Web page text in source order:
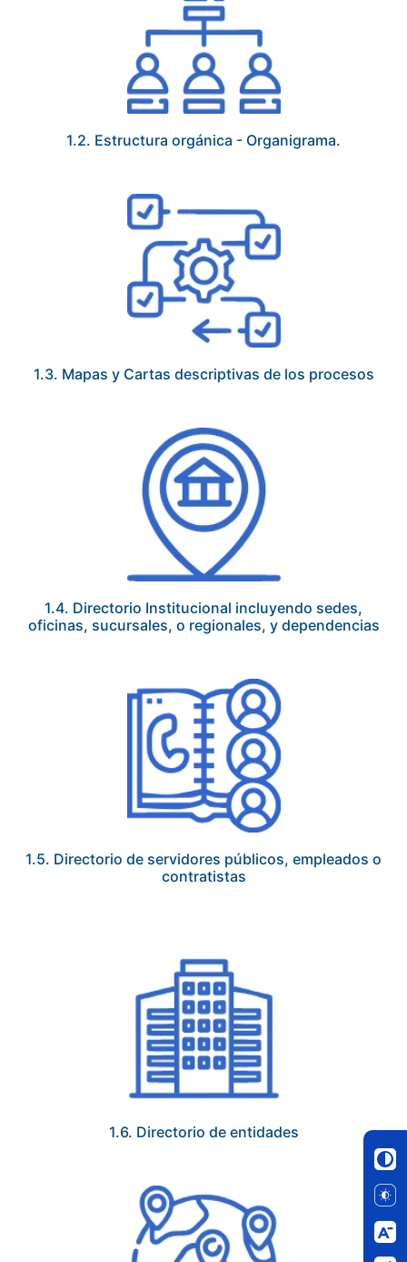
1.2. Estructura orgánica - Organigrama.
1.3. Mapas y Cartas descriptivas de los procesos
1.4. Directorio Institucional incluyendo sedes,
oficinas, sucursales, o regionales, y dependencias
1.5. Directorio de servidores públicos, empleados o
contratistas
1.6. Directorio de entidades